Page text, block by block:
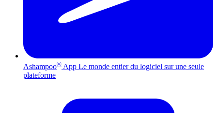
Ashampoo® App Le monde entier du logiciel sur une seule
plateforme